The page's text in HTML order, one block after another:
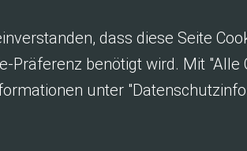
dass diese Seite
Präferenz benötigt wird. Mit
unter